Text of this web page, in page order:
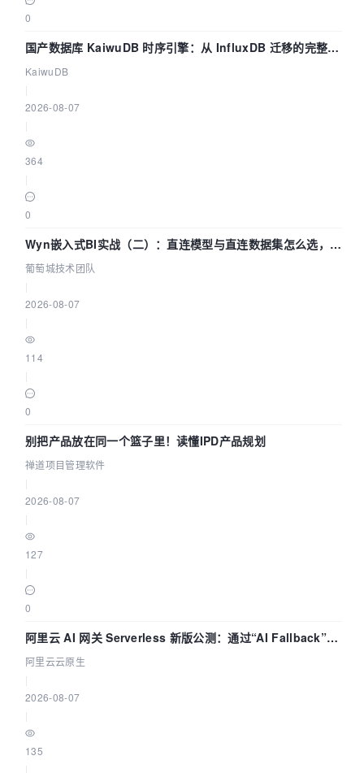
0
国产数据库 KaiwuDB 时序引擎：从 InfluxDB 迁移的完整技
术路径
KaiwuDB
2026-08-07
364
0
Wyn嵌入式BI实战（二）：直连模型与直连数据集怎么选，参
数为什么不生效？| 葡萄城技术团队
葡萄城技术团队
2026-08-07
114
0
别把产品放在同一个篮子里！读懂IPD产品规划
禅道项目管理软件
2026-08-07
127
0
阿里云 AI 网关 Serverless 新版公测：通过“AI Fallback”与
拓扑可视化构建 AI 流量治理底座
阿里云云原生
2026-08-07
135